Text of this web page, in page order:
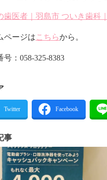
歯医者｜羽島市 ついき歯科
ページはこちらから。
号：058-325-8383
事